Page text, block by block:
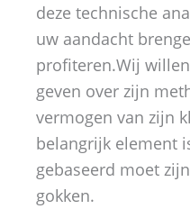
deze technische
uw aandacht
profiteren.Wij
geven over zijn
vermogen van zijn
belangrijk element
gebaseerd moet
gokken.